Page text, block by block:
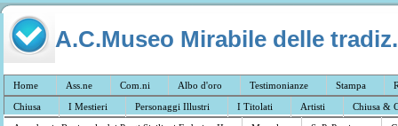
A.C.Museo Mirabile delle
Home Ass.ne Com.ni Albo d'oro Testimonianze Stampa
Chiusa
I Mestieri Personaggi Illustri I Titolati Artisti
Chiusa &